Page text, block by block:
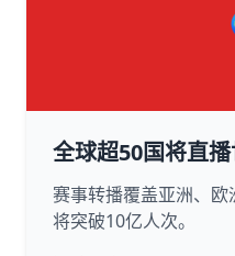
全球超50国将直
赛事转播覆盖亚洲、
将突破10亿人次。